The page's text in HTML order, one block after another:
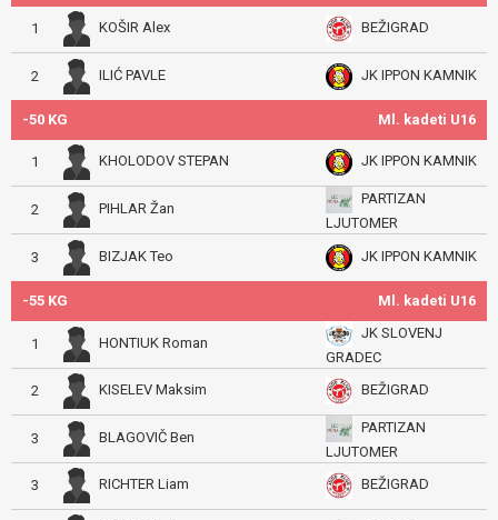
1 KOŠIR Alex BEŽIGRAD
2 ILIĆ PAVLE JK IPPON KAMNIK
-50 KG Ml. kadeti U16
1 KHOLODOV STEPAN JK IPPON KAMNIK
2 PIHLAR Žan
PARTIZAN
LJUTOMER
3 BIZJAK Teo JK IPPON KAMNIK
-55 KG Ml. kadeti U16
1 HONTIUK Roman
JK SLOVENJ
GRADEC
2
KISELEV Maksim BEŽIGRAD
3 BLAGOVIČ Ben
PARTIZAN
LJUTOMER
3
RICHTER Liam BEŽIGRAD